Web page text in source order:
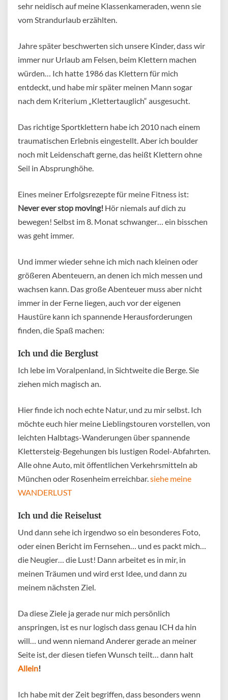
sehr neidisch auf meine Klassenkameraden, wenn sie
vom Strandurlaub erzählten.
Jahre später beschwerten sich unsere Kinder, dass wir
immer nur Urlaub am Felsen, beim Klettern machen
würden… Ich hatte 1986 das Klettern für mich
entdeckt, und habe mir später meinen Mann sogar
nach dem Kriterium „Klettertauglich“ ausgesucht.
Das richtige Sportklettern habe ich 2010 nach einem
traumatischen Erlebnis eingestellt. Aber ich boulder
noch mit Leidenschaft gerne, das heißt Klettern ohne
Seil in Absprunghöhe.
Eines meiner Erfolgsrezepte für meine Fitness ist:
Never ever stop moving! Hör niemals auf dich zu
bewegen! Selbst im 8. Monat schwanger… ein bisschen
was geht immer.
Und immer wieder sehne ich mich nach kleinen oder
größeren Abenteuern, an denen ich mich messen und
wachsen kann. Das große Abenteuer muss aber nicht
immer in der Ferne liegen, auch vor der eigenen
Haustüre kann ich spannende Herausforderungen
finden, die Spaß machen:
Ich und die Berglust
Ich lebe im Voralpenland, in Sichtweite die Berge. Sie
ziehen mich magisch an.
Hier finde ich noch echte Natur, und zu mir selbst. Ich
möchte euch hier meine Lieblingstouren vorstellen, von
leichten Halbtags-Wanderungen über spannende
Klettersteig-Begehungen bis lustigen Rodel-Abfahrten.
Alle ohne Auto, mit öffentlichen Verkehrsmitteln ab
München oder Rosenheim erreichbar.siehe meine
WANDERLUST
Ich und die Reiselust
Und dann sehe ich irgendwo so ein besonderes Foto,
oder einen Bericht im Fernsehen… und es packt mich…
die Neugier… die Lust! Dann arbeitet es in mir, in
meinen Träumen und wird erst Idee, und dann zu
meinem nächsten Ziel.
Da diese Ziele ja gerade nur mich persönlich
anspringen, ist es nur logisch dass genau ICH da hin
will… und wenn niemand Anderer gerade an meiner
Seite ist, der diesen tiefen Wunsch teilt… dann halt
Allein!
Ich habe mit der Zeit begriffen, dass besonders wenn